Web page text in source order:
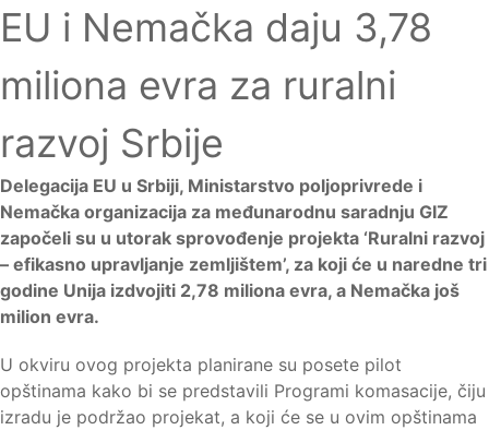
EU i Nemačka daju 3,78
miliona evra za ruralni
razvoj Srbije
Delegacija EU u Srbiji, Ministarstvo poljoprivrede i
Nemačka organizacija za međunarodnu saradnju GIZ
započeli su u utorak sprovođenje projekta ‘Ruralni razvoj
– efikasno upravljanje zemljištem’, za koji će u naredne tri
godine Unija izdvojiti 2,78 miliona evra, a Nemačka još
milion evra.
U okviru ovog projekta planirane su posete pilot
opštinama kako bi se predstavili Programi komasacije, čiju
izradu je podržao projekat, a koji će se u ovim opštinama